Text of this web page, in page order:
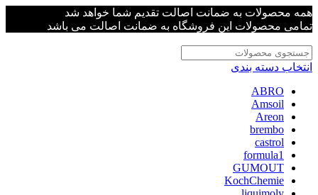
همه محصولات به ضمانت اصالت تقدیم شما خواهد شد
تمامی محصولات این فروشگاه به ضمانت اصالت می باشد
انتخاب دسته بندی
ABRO
Amsoil
Areon
brembo
castrol
formula1
GUMOUT
KochChemie